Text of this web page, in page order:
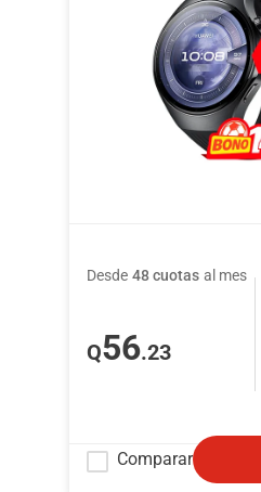
Desde 48 cuotas al mes
Q56.23
Comparar